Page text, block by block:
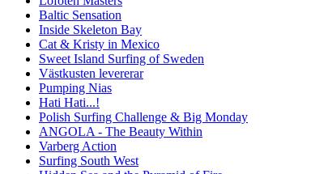
Baltic Sensation
Inside Skeleton Bay
Cat & Kristy in Mexico
Sweet Island Surfing of Sweden
Västkusten levererar
Pumping Nias
Hati Hati...!
Polish Surfing Challenge & Big Monday
ANGOLA - The Beauty Within
Varberg Action
Surfing South West